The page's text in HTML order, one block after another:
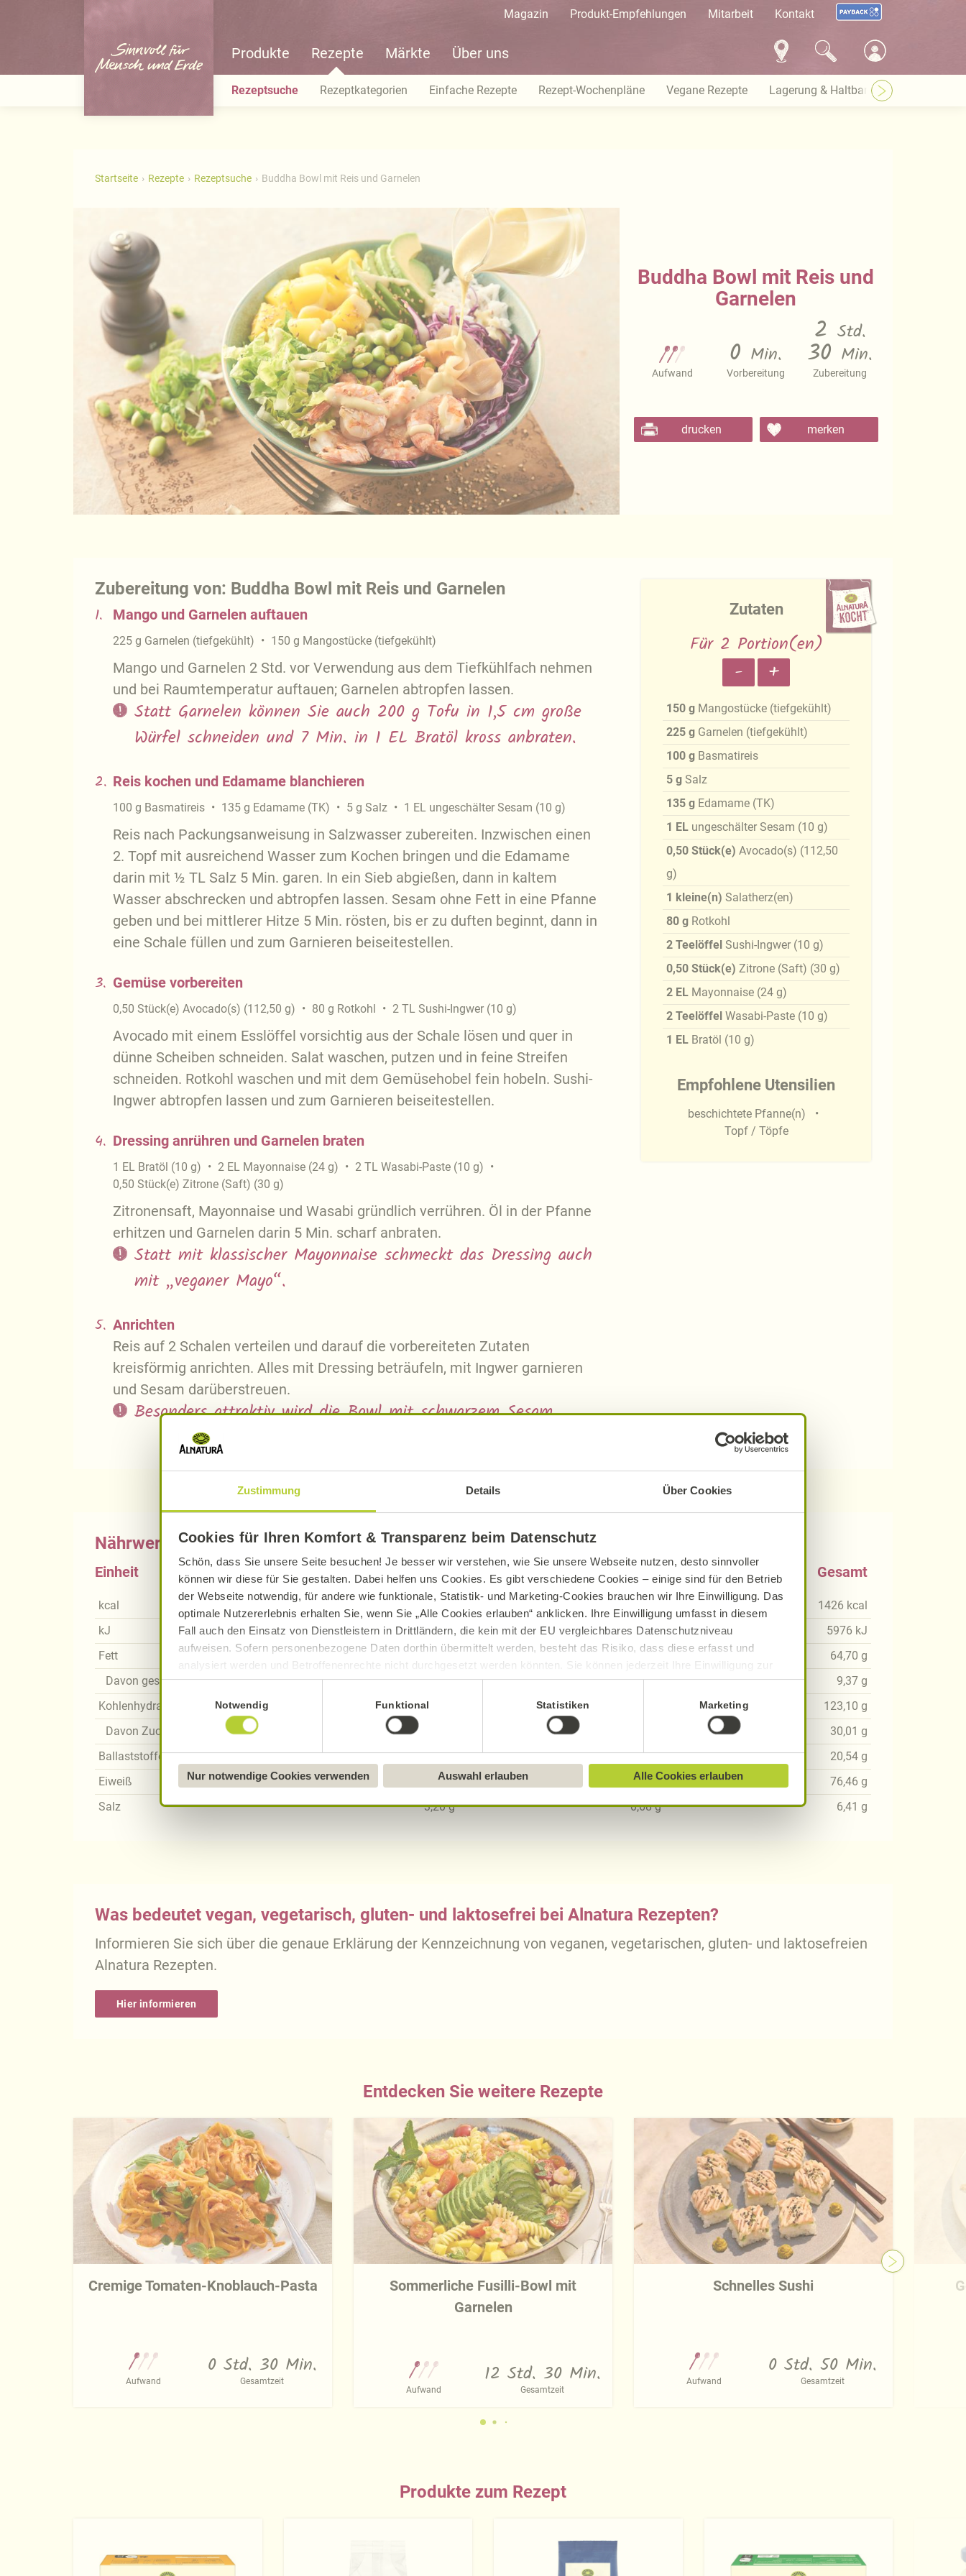
Zustimmung Details Über Cookies
Cookies für Ihren Komfort & Transparenz beim Datenschutz
Schön, dass Sie unsere Seite besuchen! Je besser wir verstehen, wie Sie unsere Webseite nutzen, desto sinnvoller
können wir diese für Sie gestalten. Dabei helfen uns Cookies. Es gibt verschiedene Cookies – einige sind für den Betrieb
der Webseite notwendig, für andere wie funktionale, Statistik- und Marketing-Cookies brauchen wir Ihre Einwilligung. Das
optimale Nutzererlebnis erhalten Sie, wenn Sie „Alle Cookies erlauben“ anklicken. Ihre Einwilligung umfasst in diesem
Fall auch den Einsatz von Dienstleistern in Drittländern, die kein mit der EU vergleichbares Datenschutzniveau
aufweisen. Sofern personenbezogene Daten dorthin übermittelt werden, besteht das Risiko, dass diese erfasst und
analysiert werden und Betroffenenrechte nicht durchgesetzt werden könnten. Sie können jederzeit Ihre Einwilligung zur
Datenverarbeitung und -übermittlung widerrufen und Tools deaktivieren. Ausführliche Informationen finden Sie in unserer
Datenschutzerklärung
Näheres über uns erfahren Sie in unseremImpressum
Notwendig Funktional Statistiken Marketing
Nur notwendige Cookies verwenden Auswahl erlauben Alle Cookies erlauben
Magazin Produkt-Empfehlungen Mitarbeit Kontakt
Produkte Rezepte Märkte Über uns
Rezeptsuche Rezeptkategorien Einfache Rezepte Rezept-Wochenpläne Vegane Rezepte Lagerung & Haltbarkeit
Startseite Rezepte Rezeptsuche Buddha Bowl mit Reis und Garnelen
Buddha Bowl mit Reis und
Garnelen
Aufwand
0 Min.
Vorbereitung
2 Std.
30 Min.
Zubereitung
drucken merken
Zubereitung von: Buddha Bowl mit Reis und Garnelen
1. Mango und Garnelen auftauen
225 g Garnelen (tiefgekühlt) 150 g Mangostücke (tiefgekühlt)
Mango und Garnelen 2 Std. vor Verwendung aus dem Tiefkühlfach nehmen
und bei Raumtemperatur auftauen; Garnelen abtropfen lassen.
Statt Garnelen können Sie auch 200 g Tofu in 1,5 cm große
Würfel schneiden und 7 Min. in 1 EL Bratöl kross anbraten.
2. Reis kochen und Edamame blanchieren
100 g Basmatireis 135 g Edamame (TK) 5 g Salz 1 EL ungeschälter Sesam (10 g)
Reis nach Packungsanweisung in Salzwasser zubereiten. Inzwischen einen
2. Topf mit ausreichend Wasser zum Kochen bringen und die Edamame
darin mit ½ TL Salz 5 Min. garen. In ein Sieb abgießen, dann in kaltem
Wasser abschrecken und abtropfen lassen. Sesam ohne Fett in eine Pfanne
geben und bei mittlerer Hitze 5 Min. rösten, bis er zu duften beginnt, dann in
eine Schale füllen und zum Garnieren beiseitestellen.
3. Gemüse vorbereiten
0,50 Stück(e) Avocado(s) (112,50 g) 80 g Rotkohl 2 TL Sushi-Ingwer (10 g)
Avocado mit einem Esslöffel vorsichtig aus der Schale lösen und quer in
dünne Scheiben schneiden. Salat waschen, putzen und in feine Streifen
schneiden. Rotkohl waschen und mit dem Gemüsehobel fein hobeln. Sushi-
Ingwer abtropfen lassen und zum Garnieren beiseitestellen.
4. Dressing anrühren und Garnelen braten
1 EL Bratöl (10 g) 2 EL Mayonnaise (24 g) 2 TL Wasabi-Paste (10 g)
0,50 Stück(e) Zitrone (Saft) (30 g)
Zitronensaft, Mayonnaise und Wasabi gründlich verrühren. Öl in der Pfanne
erhitzen und Garnelen darin 5 Min. scharf anbraten.
Statt mit klassischer Mayonnaise schmeckt das Dressing auch
mit „veganer Mayo“.
5. Anrichten
Reis auf 2 Schalen verteilen und darauf die vorbereiteten Zutaten
kreisförmig anrichten. Alles mit Dressing beträufeln, mit Ingwer garnieren
und Sesam darüberstreuen.
Besonders attraktiv wird die Bowl mit schwarzem Sesam.
Zutaten
Für 2 Portion(en)
- +
150 g Mangostücke (tiefgekühlt)
225 g Garnelen (tiefgekühlt)
100 g Basmatireis
5 g Salz
135 g Edamame (TK)
1 EL ungeschälter Sesam (10 g)
0,50 Stück(e) Avocado(s) (112,50
g)
1 kleine(n) Salatherz(en)
80 g Rotkohl
2 Teelöffel Sushi-Ingwer (10 g)
0,50 Stück(e) Zitrone (Saft) (30 g)
2 EL Mayonnaise (24 g)
2 Teelöffel Wasabi-Paste (10 g)
1 EL Bratöl (10 g)
Empfohlene Utensilien
beschichtete Pfanne(n)
Topf / Töpfe
Nährwerte
Einheit
kcal
kJ
Fett
Davon gesättigte Fettsäuren
Kohlenhydrate
Davon Zucker
Ballaststoffe
Eiweiß
Salz
pro Portion
kcal
2988kJ
32,35g
4,69g
61,55
10,27g
38,23g
3,20g
pro 100 g
635kJ
6,87g
1g
2,18g
8,12 g
0,68g
Gesamt
1426 kcal
5976 kJ
64,70 g
9,37 g
123,10 g
30,01 g
20,54 g
76,46 g
6,41 g
Was bedeutet vegan, vegetarisch, gluten- und laktosefrei bei Alnatura Rezepten?
Informieren Sie sich über die genaue Erklärung der Kennzeichnung von veganen, vegetarischen, gluten- und laktosefreien
Alnatura Rezepten.
Hier informieren
Entdecken Sie weitere Rezepte
Cremige Tomaten-Knoblauch-Pasta
Aufwand
0 Std. 30 Min.
Gesamtzeit
Sommerliche Fusilli-Bowl mit
Garnelen
Aufwand
12 Std. 30 Min.
Gesamtzeit
Schnelles Sushi
Aufwand
0 Std. 50 Min.
Gesamtzeit
Produkte zum Rezept